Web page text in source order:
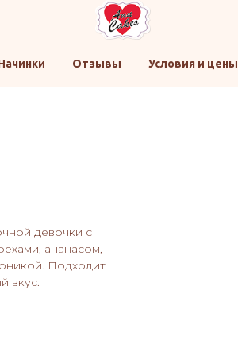
Отзывы Условия и цены
девочки с
ананасом,
Подходит
вкус.